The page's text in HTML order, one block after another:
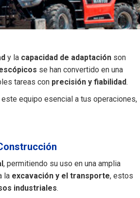
y la capacidad de adaptación son
se han convertido en una
tareas con precisión y fiabilidad.
equipo esencial a tus operaciones,
, permitiendo su uso en una amplia
la excavación y el transporte, estos
industriales.